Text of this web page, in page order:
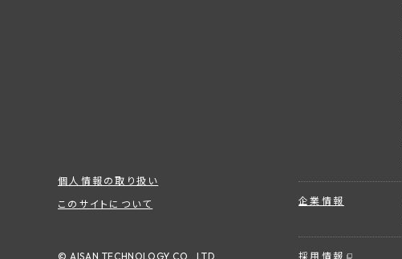
企業情報
採用情報
個人情報の取り扱い
このサイトについて
© AISAN TECHNOLOGY CO., LTD.